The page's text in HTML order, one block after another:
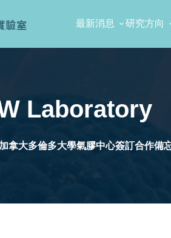
最新消息 研究方向
Laboratory
拿大多倫多大學氣膠中心簽訂合作備